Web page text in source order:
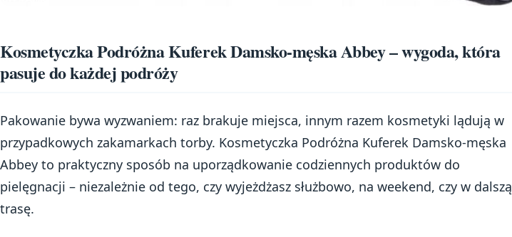
Kosmetyczka Podróżna Kuferek Damsko-męska Abbey – wygoda, która
pasuje do każdej podróży
Pakowanie bywa wyzwaniem: raz brakuje miejsca, innym razem kosmetyki lądują w
przypadkowych zakamarkach torby. Kosmetyczka Podróżna Kuferek Damsko-męska
Abbey to praktyczny sposób na uporządkowanie codziennych produktów do
pielęgnacji – niezależnie od tego, czy wyjeżdżasz służbowo, na weekend, czy w dalszą
trasę.